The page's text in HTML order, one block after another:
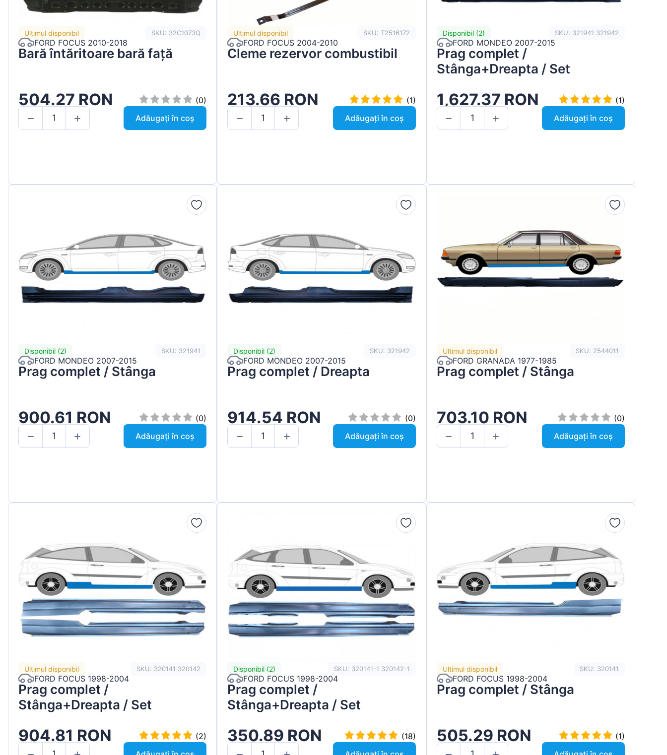
Ultimul disponibil SKU: 32C1073Q
FORD FOCUS 2010-2018
Bară întăritoare bară față
504.27 RON
(0)
Adăugați în coș
Ultimul disponibil SKU: T2516172
FORD FOCUS 2004-2010
Cleme rezervor combustibil
213.66 RON
(1)
Adăugați în coș
Disponibil (2) SKU: 321941 321942
FORD MONDEO 2007-2015
Prag complet /
Stânga+Dreapta / Set
1,627.37 RON
(1)
Adăugați în coș
Disponibil (2) SKU: 321941
FORD MONDEO 2007-2015
Prag complet / Stânga
900.61 RON
(0)
Adăugați în coș
Disponibil (2) SKU: 321942
FORD MONDEO 2007-2015
Prag complet / Dreapta
914.54 RON
(0)
Adăugați în coș
Ultimul disponibil SKU: 2544011
FORD GRANADA 1977-1985
Prag complet / Stânga
703.10 RON
(0)
Adăugați în coș
Ultimul disponibil SKU: 320141 320142
FORD FOCUS 1998-2004
Prag complet /
Stânga+Dreapta / Set
904.81 RON
(2)
Disponibil (2) SKU: 320141-1 320142-1
FORD FOCUS 1998-2004
Prag complet /
Stânga+Dreapta / Set
350.89 RON
(18)
Ultimul disponibil SKU: 320141
FORD FOCUS 1998-2004
Prag complet / Stânga
505.29 RON
(1)